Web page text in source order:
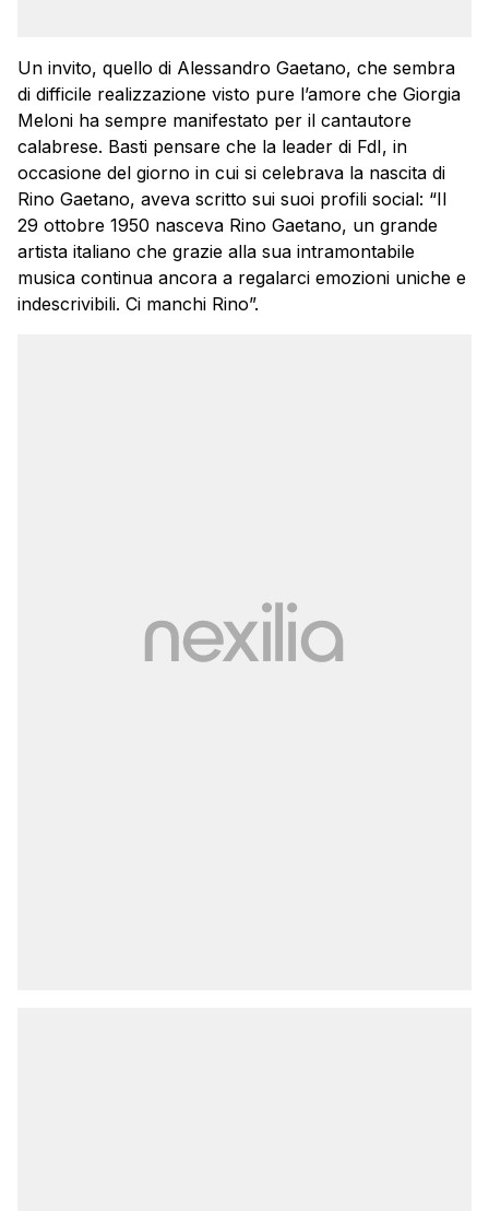
Un invito, quello di Alessandro Gaetano, che sembra
di difficile realizzazione visto pure l’amore che Giorgia
Meloni ha sempre manifestato per il cantautore
calabrese. Basti pensare che la leader di FdI, in
occasione del giorno in cui si celebrava la nascita di
Rino Gaetano, aveva scritto sui suoi profili social: “Il
29 ottobre 1950 nasceva Rino Gaetano, un grande
artista italiano che grazie alla sua intramontabile
musica continua ancora a regalarci emozioni uniche e
indescrivibili. Ci manchi Rino”.